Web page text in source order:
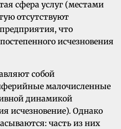
сфера услуг (местами
отсутствуют
что
исчезновения
собой
малочисленные
динамикой
исчезновение). Однако
часть из них